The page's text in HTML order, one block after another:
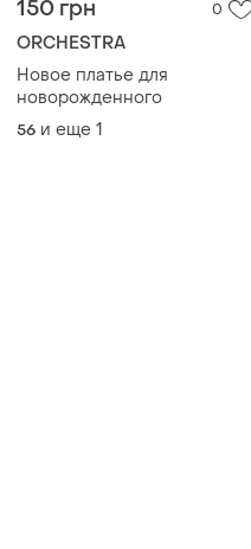
150 грн 0
ORCHESTRA
Новое платье для
новорожденного
56 и еще 1